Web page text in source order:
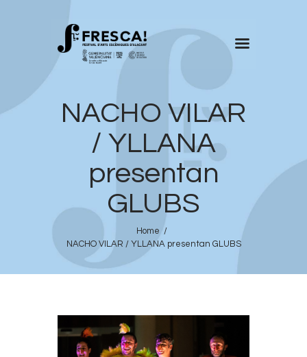
NACHO VILAR
/ YLLANA
presentan
GLUBS
Home
NACHO VILAR / YLLANA presentan GLUBS
Programa
Información de interés
Contacto